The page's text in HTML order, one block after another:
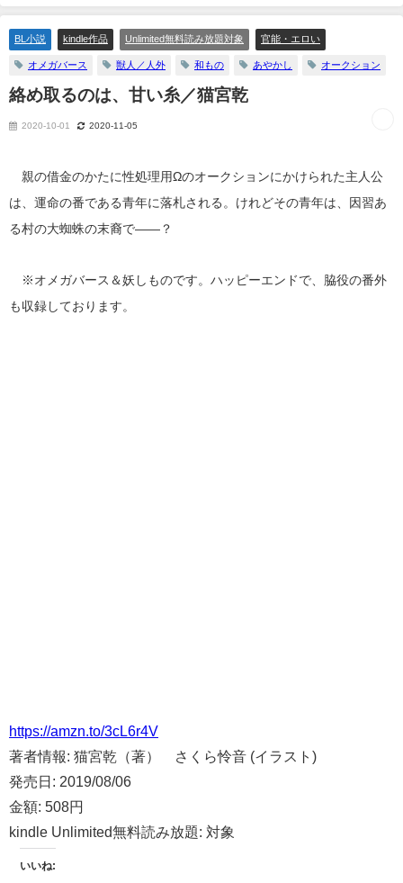
BL小説 kindle作品 Unlimited無料読み放題対象 官能・エロい
オメガバース 獣人／人外 和もの あやかし オークション
絡め取るのは、甘い糸／猫宮乾
2020-10-01 2020-11-05
親の借金のかたに性処理用Ωのオークションにかけられた主人公
は、運命の番である青年に落札される。けれどその青年は、因習あ
る村の大蜘蛛の末裔で――？
※オメガバース＆妖しものです。ハッピーエンドで、脇役の番外
も収録しております。
https://amzn.to/3cL6r4V
著者情報: 猫宮乾（著） さくら怜音 (イラスト)
発売日: 2019/08/06
金額: 508円
kindle Unlimited無料読み放題: 対象
いいね: